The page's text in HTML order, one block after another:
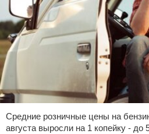
Средние розничные цены на
августа выросли на 1 копейку - до